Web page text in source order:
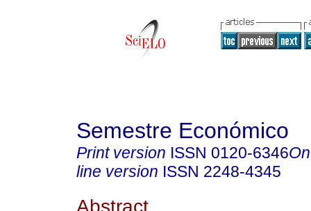
Semestre Económico
Print version ISSN 0120-6346
line version ISSN 2248-4345
Abstract